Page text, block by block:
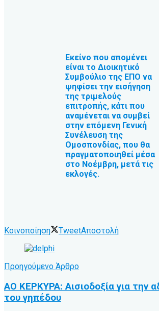
Εκείνο που απομένει
είναι το Διοικητικό
Συμβούλιο της ΕΠΟ να
ψηφίσει την εισήγηση
της τριμελούς
επιτροπής, κάτι που
αναμένεται να συμβεί
στην επόμενη Γενική
Συνέλευση της
Ομοσπονδίας, που θα
πραγματοποιηθεί μέσα
στο Νοέμβρη, μετά τις
εκλογές.
Κοινοποίηση TweetΑποστολή
Προηγούμενο Άρθρο
ΑΟ ΚΕΡΚΥΡΑ: Αισιοδοξία για την
του γηπέδου